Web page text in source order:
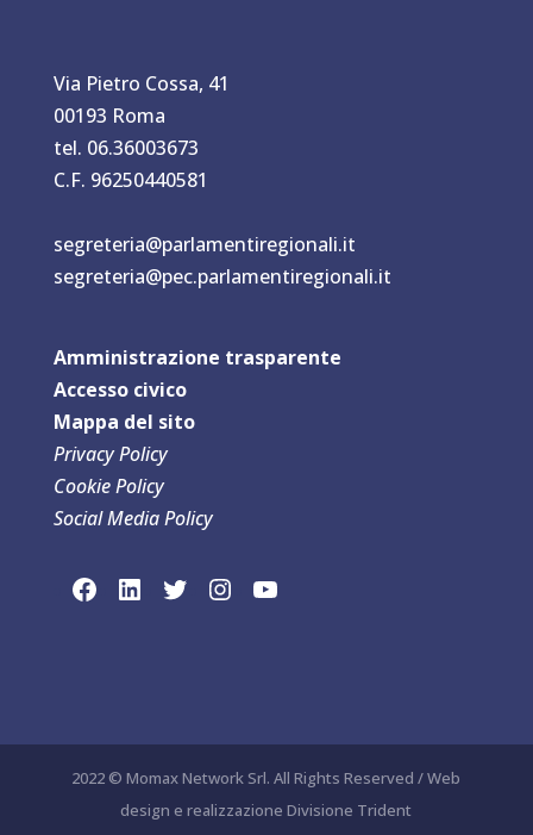
Via Pietro Cossa, 41
00193 Roma
tel. 06.36003673
C.F. 96250440581
segreteria@parlamentiregionali.it
segreteria@pec.parlamentiregionali.it
Amministrazione trasparente
Accesso civico
Mappa del sito
Privacy Policy
Cookie Policy
Social Media Policy
link social Facebook
link sociaLinkedln
link social Twitterlink social Instagram
link social YouTube
2022 © Momax Network Srl. All Rights Reserved / Web
design e realizzazione Divisione Trident